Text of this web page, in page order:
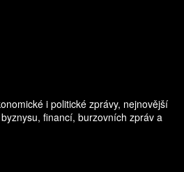
i politické zprávy, nejnovější
financí, burzovních zpráv a